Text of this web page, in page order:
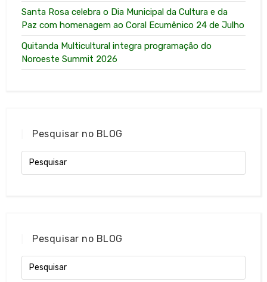
Santa Rosa celebra o Dia Municipal da Cultura e da
Paz com homenagem ao Coral Ecumênico 24 de Julho
Quitanda Multicultural integra programação do
Noroeste Summit 2026
Pesquisar no BLOG
Pesquisar no BLOG